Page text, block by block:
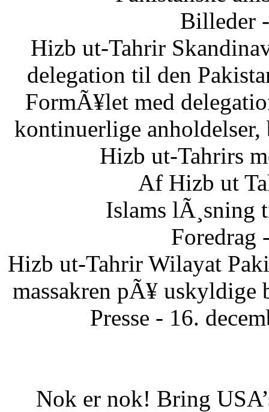
Billeder
Hizb ut-Tahrir
delegation til den
FormÃ¥let med
kontinuerlige
Hizb ut-Tahrirs
Af Hizb ut
Islams lÃ¸sning
Foredrag
Hizb ut-Tahrir Wilayat
massakren pÃ¥ uskyldige
Presse - 16.
Nok er nok! Bring